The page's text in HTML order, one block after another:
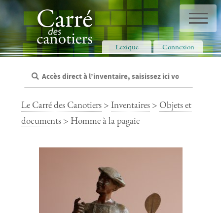
Panneau de gestion des cookies
Lexique Connexion
Le Carré des Canotiers >Inventaires > Objets et
documents > Homme à la pagaie